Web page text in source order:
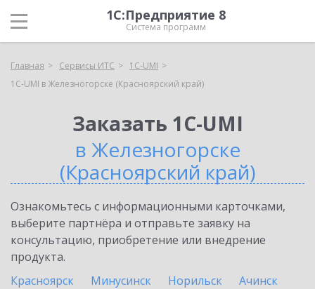
1С:Предприятие 8
Система программ
Главная Сервисы ИТС
1C-UMI
1C-UMI в Железногорске (Красноярский край)
Заказать 1C-UMI
в Железногорске
(Красноярский край)
Ознакомьтесь с информационными карточками,
выберите партнёра и отправьте заявку на
консультацию, приобретение или внедрение
продукта.
Красноярск
Минусинск Норильск
Ачинск